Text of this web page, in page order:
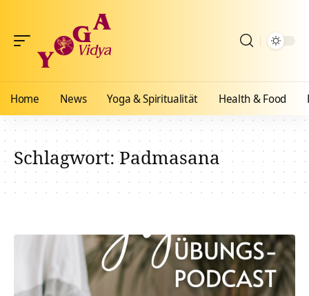
Home News Yoga & Spiritualität Health & Food
Schlagwort:Padmasana